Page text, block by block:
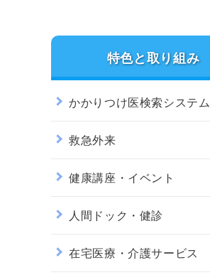
特色と取り組み
かかりつけ医検索システム
救急外来
健康講座・イベント
人間ドック・健診
在宅医療・介護サービス